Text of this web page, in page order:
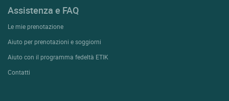
Assistenza e FAQ
Le mie prenotazione
Aiuto per prenotazioni e soggiorni
Aiuto con il programma fedeltà ETIK
Contatti